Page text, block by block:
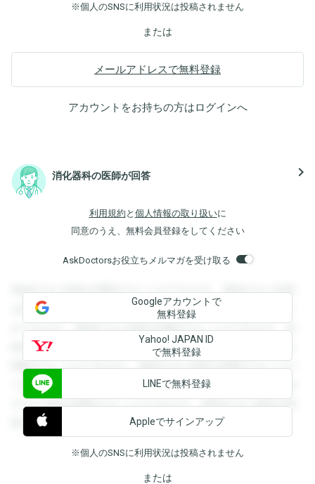
※個人のSNSに利用状況は投稿されません
または
メールアドレスで無料登録
アカウントをお持ちの方はログインへ
消化器科の医師が回答 navigate_next
利用規約 と 個人情報の取り扱いに
同意のうえ、無料会員登録をしてください
AskDoctorsお役立ちメルマガを受け取る
登録すると回答を閲覧することができます。登録すると回答
を閲覧することができます。登録すると回答を閲覧すること
ができます。登録すると回答を閲覧することができます。登
録すると回答を閲覧することができます。登録すると回答を
閲覧することができます。登録すると回答を閲覧することが
できます。登録すると回答を閲覧することができます。登録
すると回答を閲覧することができます。登録すると回答を閲
覧することができます。
Googleアカウントで
無料登録
Yahoo! JAPAN ID
で無料登録
LINEで無料登録
Appleでサインアップ
※個人のSNSに利用状況は投稿されません
または